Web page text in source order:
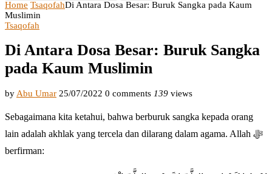
Home TsaqofahDi Antara Dosa Besar: Buruk Sangka pada Kaum
Muslimin
Tsaqofah
Di Antara Dosa Besar: Buruk Sangka
pada Kaum Muslimin
by Abu Umar 25/07/2022 0 comments 139 views
Sebagaimana kita ketahui, bahwa berburuk sangka kepada orang
lain adalah akhlak yang tercela dan dilarang dalam agama. Allah ﷻ
berfirman: